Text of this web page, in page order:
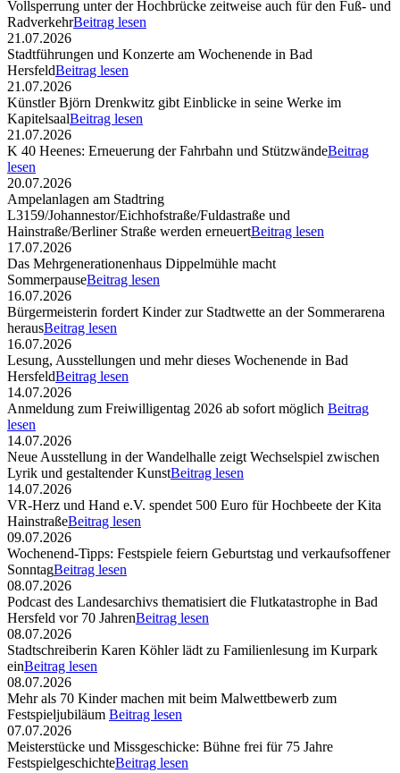
Vollsperrung unter der Hochbrücke zeitweise auch für den Fuß- und
RadverkehrBeitrag lesen
21.07.2026
Stadtführungen und Konzerte am Wochenende in Bad
HersfeldBeitrag lesen
21.07.2026
Künstler Björn Drenkwitz gibt Einblicke in seine Werke im
KapitelsaalBeitrag lesen
21.07.2026
K 40 Heenes: Erneuerung der Fahrbahn und StützwändeBeitrag
lesen
20.07.2026
Ampelanlagen am Stadtring
L3159/Johannestor/Eichhofstraße/Fuldastraße und
Hainstraße/Berliner Straße werden erneuertBeitrag lesen
17.07.2026
Das Mehrgenerationenhaus Dippelmühle macht
SommerpauseBeitrag lesen
16.07.2026
Bürgermeisterin fordert Kinder zur Stadtwette an der Sommerarena
herausBeitrag lesen
16.07.2026
Lesung, Ausstellungen und mehr dieses Wochenende in Bad
HersfeldBeitrag lesen
14.07.2026
Anmeldung zum Freiwilligentag 2026 ab sofort möglich Beitrag
lesen
14.07.2026
Neue Ausstellung in der Wandelhalle zeigt Wechselspiel zwischen
Lyrik und gestaltender KunstBeitrag lesen
14.07.2026
VR-Herz und Hand e.V. spendet 500 Euro für Hochbeete der Kita
HainstraßeBeitrag lesen
09.07.2026
Wochenend-Tipps: Festspiele feiern Geburtstag und verkaufsoffener
SonntagBeitrag lesen
08.07.2026
Podcast des Landesarchivs thematisiert die Flutkatastrophe in Bad
Hersfeld vor 70 JahrenBeitrag lesen
08.07.2026
Stadtschreiberin Karen Köhler lädt zu Familienlesung im Kurpark
einBeitrag lesen
08.07.2026
Mehr als 70 Kinder machen mit beim Malwettbewerb zum
Festspieljubiläum Beitrag lesen
07.07.2026
Meisterstücke und Missgeschicke: Bühne frei für 75 Jahre
FestspielgeschichteBeitrag lesen